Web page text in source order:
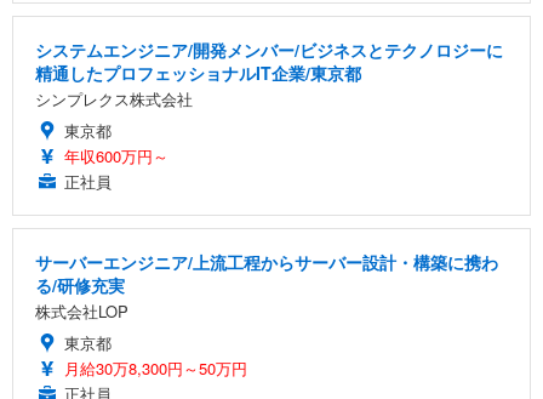
システムエンジニア/開発メンバー/ビジネスとテクノロジーに
精通したプロフェッショナルIT企業/東京都
シンプレクス株式会社
東京都
年収600万円～
正社員
サーバーエンジニア/上流工程からサーバー設計・構築に携わ
る/研修充実
株式会社LOP
東京都
月給30万8,300円～50万円
正社員